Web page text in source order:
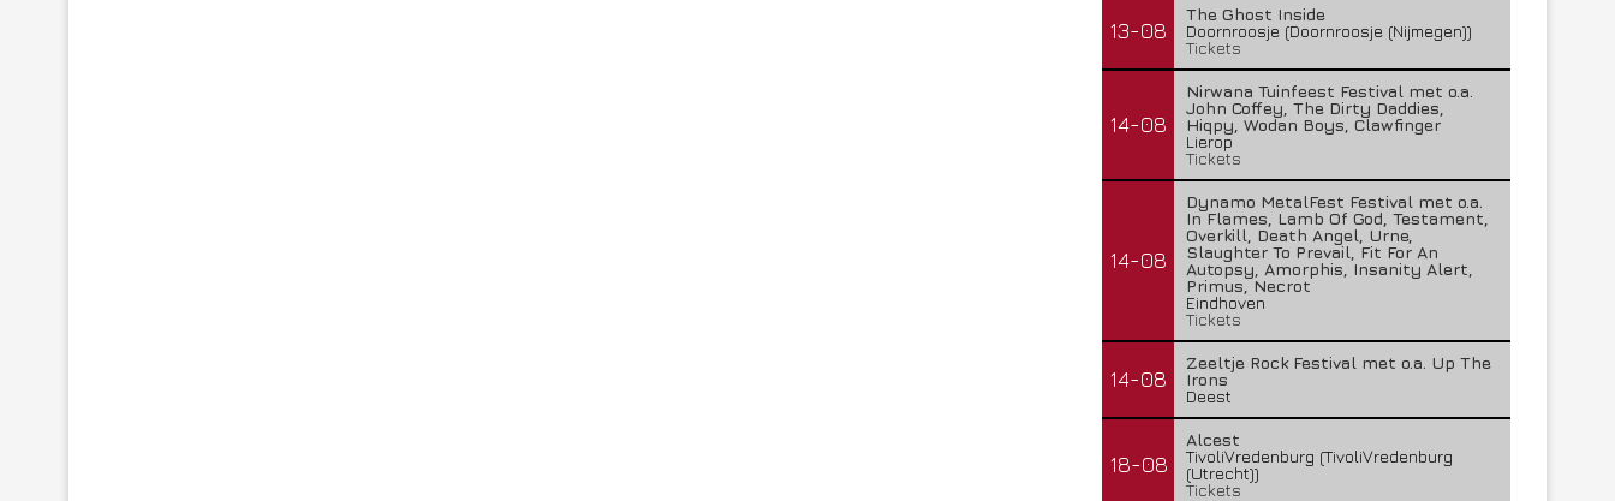
13-08
The Ghost Inside
Doornroosje (Doornroosje (Nijmegen))
Tickets
14-08
Nirwana Tuinfeest Festival met o.a.
John Coffey, The Dirty Daddies,
Hiqpy, Wodan Boys, Clawfinger
Lierop
Tickets
14-08
Dynamo MetalFest Festival met o.a.
In Flames, Lamb Of God, Testament,
Overkill, Death Angel, Urne,
Slaughter To Prevail, Fit For An
Autopsy, Amorphis, Insanity Alert,
Primus, Necrot
Eindhoven
Tickets
14-08
Zeeltje Rock Festival met o.a. Up The
Irons
Deest
18-08
Alcest
TivoliVredenburg (TivoliVredenburg
(Utrecht))
Tickets